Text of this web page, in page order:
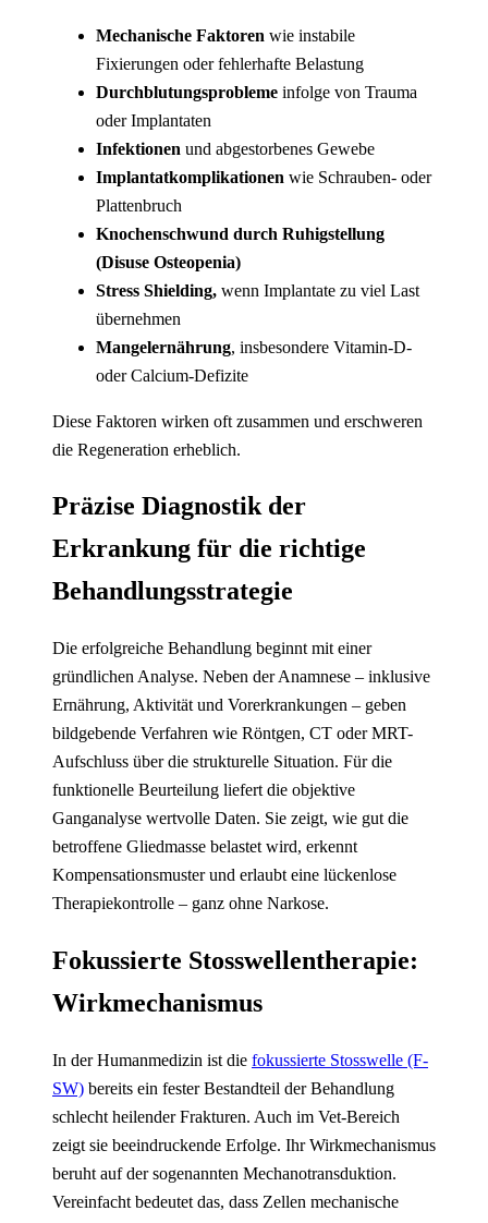
Mechanische Faktoren wie instabile
Fixierungen oder fehlerhafte Belastung
Durchblutungsprobleme infolge von Trauma
oder Implantaten
Infektionen und abgestorbenes Gewebe
Implantatkomplikationen wie Schrauben- oder
Plattenbruch
Knochenschwund durch Ruhigstellung
(Disuse Osteopenia)
Stress Shielding, wenn Implantate zu viel Last
übernehmen
Mangelernährung, insbesondere Vitamin-D-
oder Calcium-Defizite
Diese Faktoren wirken oft zusammen und erschweren
die Regeneration erheblich.
Präzise Diagnostik der
Erkrankung für die richtige
Behandlungsstrategie
Die erfolgreiche Behandlung beginnt mit einer
gründlichen Analyse. Neben der Anamnese – inklusive
Ernährung, Aktivität und Vorerkrankungen – geben
bildgebende Verfahren wie Röntgen, CT oder MRT-
Aufschluss über die strukturelle Situation. Für die
funktionelle Beurteilung liefert die objektive
Ganganalyse wertvolle Daten. Sie zeigt, wie gut die
betroffene Gliedmasse belastet wird, erkennt
Kompensationsmuster und erlaubt eine lückenlose
Therapiekontrolle – ganz ohne Narkose.
Fokussierte Stosswellentherapie:
Wirkmechanismus
In der Humanmedizin ist die fokussierte Stosswelle (F-
SW) bereits ein fester Bestandteil der Behandlung
schlecht heilender Frakturen. Auch im Vet-Bereich
zeigt sie beeindruckende Erfolge. Ihr Wirkmechanismus
beruht auf der sogenannten Mechanotransduktion.
Vereinfacht bedeutet das, dass Zellen mechanische